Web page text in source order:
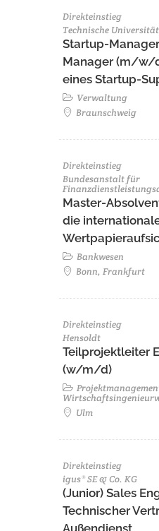
Direkteinstieg
Technische
Startup-
Manager (m/w/
eines Startup-
Verwaltung
Braunschweig
Direkteinstieg
Bundesanstalt für
Master-
die
Bankwesen
Bonn, Frankfurt
Direkteinstieg
Hensoldt
Teilprojektleiter
(w/m/d)
Ulm
Direkteinstieg
igus® SE & Co. KG
(Junior) Sales
Technischer
Außendienst